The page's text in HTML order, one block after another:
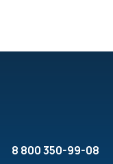
8 800 350-99-08